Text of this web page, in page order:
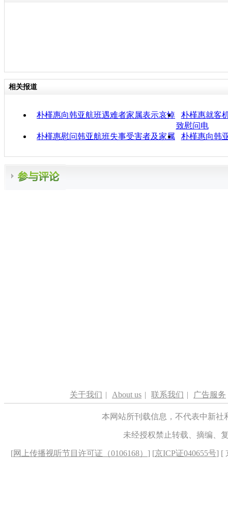
相关报道
朴槿惠向韩亚航班遇难者家属表示哀悼
朴槿惠就客
致慰问电
朴槿惠慰问韩亚航班失事受害者及家属
朴槿惠向韩
关于我们 | About us | 联系我们 | 广告服务
本网站所刊载信息，不代表中新
未经授权禁止转载、摘编、
[网上传播视听节目许可证（0106168） ] [京ICP证040655号] [